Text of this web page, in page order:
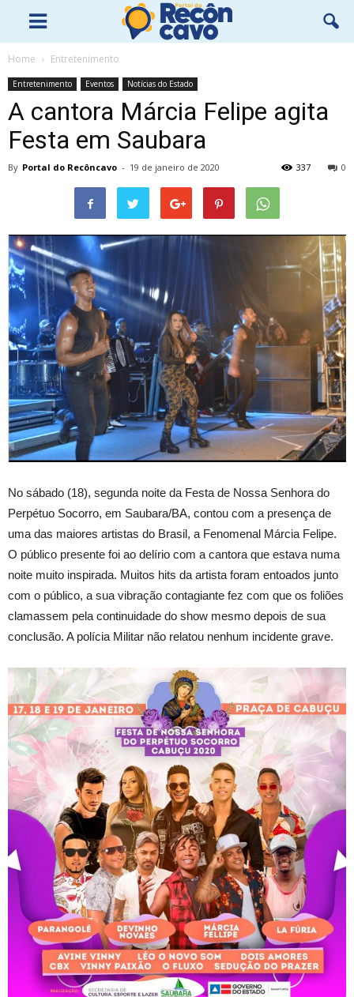
Home Entretenimento
Entretenimento Eventos Notícias do Estado
A cantora Márcia Felipe agita
Festa em Saubara
By Portal do Recôncavo - 19 de janeiro de 2020 0
337
No sábado (18), segunda noite da Festa de Nossa Senhora do
Perpétuo Socorro, em Saubara/BA, contou com a presença de
uma das maiores artistas do Brasil, a Fenomenal Márcia Felipe.
O público presente foi ao delírio com a cantora que estava numa
noite muito inspirada. Muitos hits da artista foram entoados junto
com o público, a sua vibração contagiante fez com que os foliões
clamassem pela continuidade do show mesmo depois de sua
conclusão. A polícia Militar não relatou nenhum incidente grave.